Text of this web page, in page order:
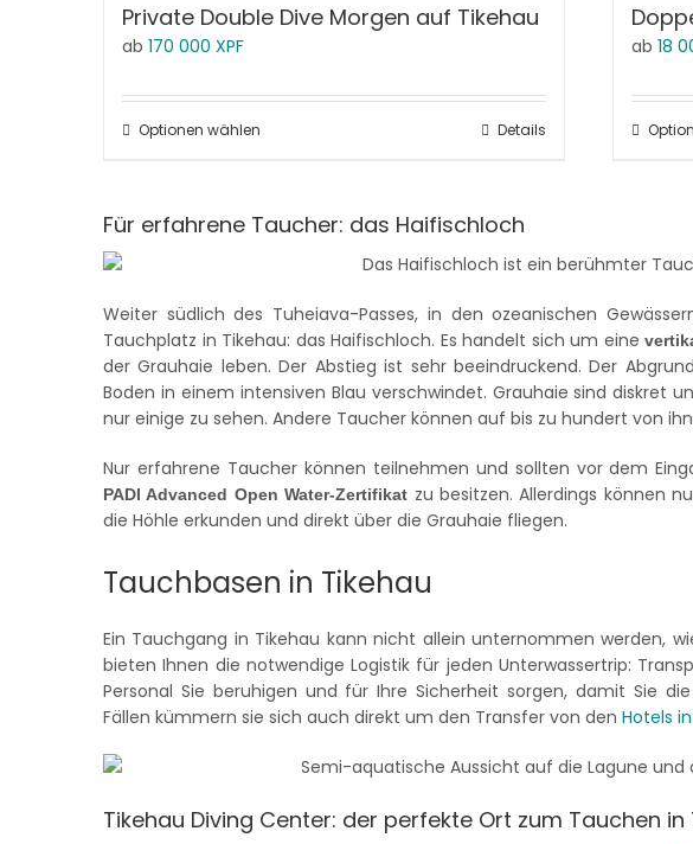
Private Double Dive Morgen auf Tikehau
ab 170 000 XPF
Optionen wählen Details
ab18
Für erfahrene Taucher: das Haifischloch
Weiter südlich des Tuheiava-Passes, in den ozeanischen
Tauchplatz in Tikehau: das Haifischloch. Es handelt sich um eine
der Grauhaie leben. Der Abstieg ist sehr beeindruckend. Der
Boden in einem intensiven Blau verschwindet. Grauhaie sind diskret
nur einige zu sehen. Andere Taucher können auf bis zu hundert von
Nur erfahrene Taucher können teilnehmen und sollten vor dem
PADI Advanced Open Water-Zertifikat zu besitzen. Allerdings können
die Höhle erkunden und direkt über die Grauhaie fliegen.
Tauchbasen in Tikehau
Ein Tauchgang in Tikehau kann nicht allein unternommen werden,
bieten Ihnen die notwendige Logistik für jeden Unterwassertrip:
Personal Sie beruhigen und für Ihre Sicherheit sorgen, damit Sie
Fällen kümmern sie sich auch direkt um den Transfer von den Hotels
Tikehau Diving Center: der perfekte Ort zum Tauchen in